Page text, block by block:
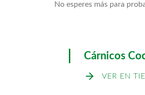
No esperes más para
Cárnicos
VER EN